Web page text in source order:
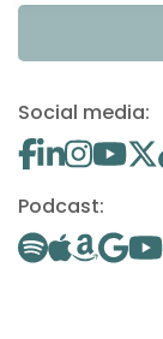
Social media:
Podcast: